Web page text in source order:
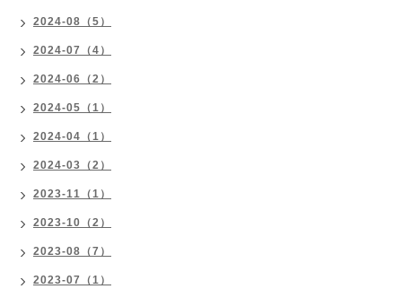
2024-08（5）
2024-07（4）
2024-06（2）
2024-05（1）
2024-04（1）
2024-03（2）
2023-11（1）
2023-10（2）
2023-08（7）
2023-07（1）